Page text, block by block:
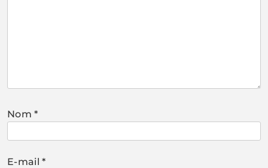
Nom*
E-mail*